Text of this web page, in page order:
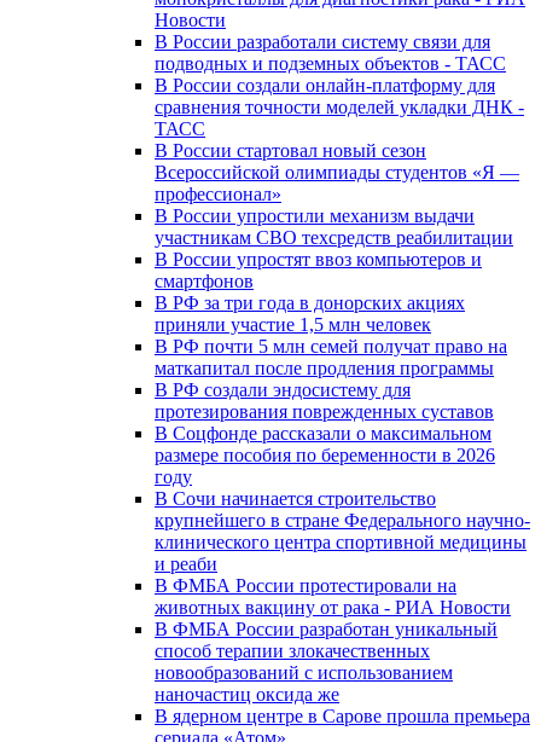
Новости
В России разработали систему связи для
подводных и подземных объектов - ТАСС
В России создали онлайн-платформу для
сравнения точности моделей укладки ДНК -
ТАСС
В России стартовал новый сезон
Всероссийской олимпиады студентов «Я —
профессионал»
В России упростили механизм выдачи
участникам СВО техсредств реабилитации
В России упростят ввоз компьютеров и
смартфонов
В РФ за три года в донорских акциях
приняли участие 1,5 млн человек
В РФ почти 5 млн семей получат право на
маткапитал после продления программы
В РФ создали эндосистему для
протезирования поврежденных суставов
В Соцфонде рассказали о максимальном
размере пособия по беременности в 2026
году
В Сочи начинается строительство
крупнейшего в стране Федерального научно-
клинического центра спортивной медицины
и реаби
В ФМБА России протестировали на
животных вакцину от рака - РИА Новости
В ФМБА России разработан уникальный
способ терапии злокачественных
новообразований с использованием
наночастиц оксида же
В ядерном центре в Сарове прошла премьера
сериала «Атом»